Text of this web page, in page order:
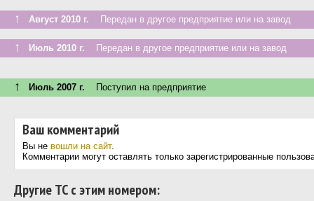
↑ Август 2010 г. Передан в другое предприятие или на завод
↑ Июль 2010 г. Передан в другое предприятие или на завод
↑ Июль 2007 г. Поступил на предприятие
Ваш комментарий
Вы не вошли на сайт.
Комментарии могут оставлять только зарегистрированные
Другие ТС с этим номером: